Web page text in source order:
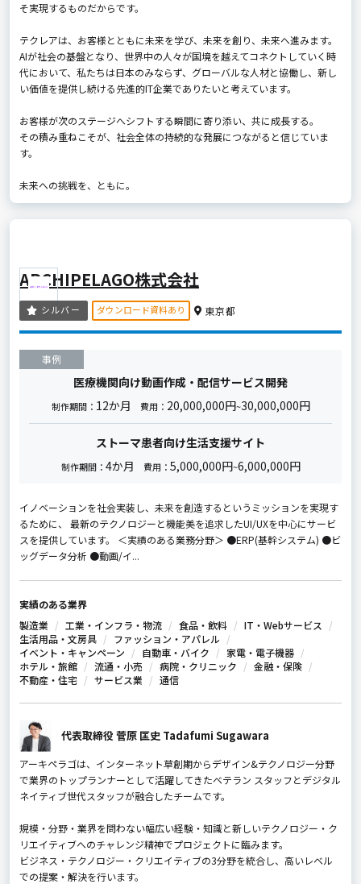
そ実現するものだからです。
テクレアは、お客様とともに未来を学び、未来を創り、未来へ進みます。
AIが社会の基盤となり、世界中の人々が国境を越えてコネクトしていく時
代において、私たちは日本のみならず、グローバルな人材と協働し、新し
い価値を提供し続ける先進的IT企業でありたいと考えています。
お客様が次のステージへシフトする瞬間に寄り添い、共に成長する。
その積み重ねこそが、社会全体の持続的な発展につながると信じていま
す。
未来への挑戦を、ともに。
ARCHIPELAGO株式会社
シルバー ダウンロード資料あり 東京都
事例
医療機関向け動画作成・配信サービス開発
制作期間： 12か月 費用： 20,000,000円~30,000,000円
ストーマ患者向け生活支援サイト
制作期間： 4か月 費用： 5,000,000円~6,000,000円
イノベーションを社会実装し、未来を創造するというミッションを実現す
るために、 最新のテクノロジーと機能美を追求したUI/UXを中心にサービ
スを提供しています。 ＜実績のある業務分野＞ ●ERP(基幹システム) ●ビ
ッグデータ分析 ●動画/イ...
実績のある業界
製造業
工業・インフラ・物流 食品・飲料
IT・Webサービス
生活用品・文房具
ファッション・アパレル
イベント・キャンペーン
自動車・バイク
家電・電子機器
ホテル・旅館
流通・小売 病院・クリニック
金融・保険
不動産・住宅
サービス業 通信
代表取締役 菅原 匡史 Tadafumi Sugawara
アーキペラゴは、インターネット草創期からデザイン&テクノロジー分野
で業界のトップランナーとして活躍してきたベテラン スタッフとデジタル
ネイティブ世代スタッフが融合したチームです。
規模・分野・業界を問わない幅広い経験・知識と新しいテクノロジー・ク
リエイティブへのチャレンジ精神でプロジェクトに臨みます。
ビジネス・テクノロジー・クリエイティブの3分野を統合し、高いレベル
での提案・解決を行います。